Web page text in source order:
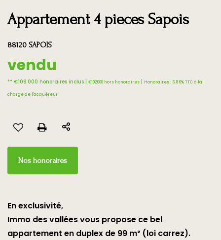
Appartement 4 pieces Sapois
88120 SAPOIS
vendu
** €109 000 honoraires inclus | €102 000 hors honoraires | Honoraires : 6.86% TTC à la
charge de l'acquéreur
Nos honoraires
En exclusivité,
Immo des vallées vous propose ce bel
appartement en duplex de 99 m² (loi carrez).